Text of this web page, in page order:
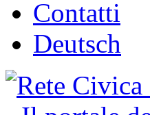
Contatti
Deutsch